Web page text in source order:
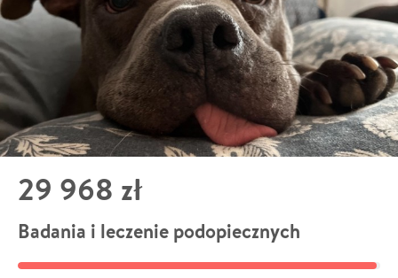
29 968 zł
Badania i leczenie podopiecznych